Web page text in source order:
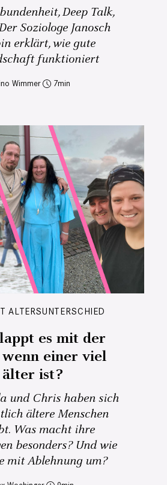
Deep Talk,
Soziologe Janosch
erklärt, wie gute
funktioniert
Wimmer 7
ALTERSUNTERSCHIED
es mit der
wenn einer viel
älter ist?
und Chris haben sich
ältere Menschen
Was macht ihre
besonders? Und wie
mit Ablehnung um?